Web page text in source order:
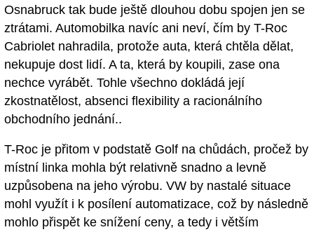
Osnabruck tak bude ještě dlouhou dobu spojen jen se
ztrátami. Automobilka navíc ani neví, čím by T-Roc
Cabriolet nahradila, protože auta, která chtěla dělat,
nekupuje dost lidí. A ta, která by koupili, zase ona
nechce vyrábět. Tohle všechno dokládá její
zkostnatělost, absenci flexibility a racionálního
obchodního jednání..
T-Roc je přitom v podstatě Golf na chůdách, pročež by
místní linka mohla být relativně snadno a levně
uzpůsobena na jeho výrobu. VW by nastalé situace
mohl využít i k posílení automatizace, což by následně
mohlo přispět ke snížení ceny, a tedy i větším